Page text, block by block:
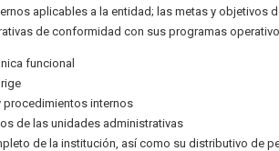
aplicables a la entidad; las metas y objetivos
de conformidad con sus programas
funcional
procedimientos internos
de las unidades administrativas
de la institución, así como su distributivo de